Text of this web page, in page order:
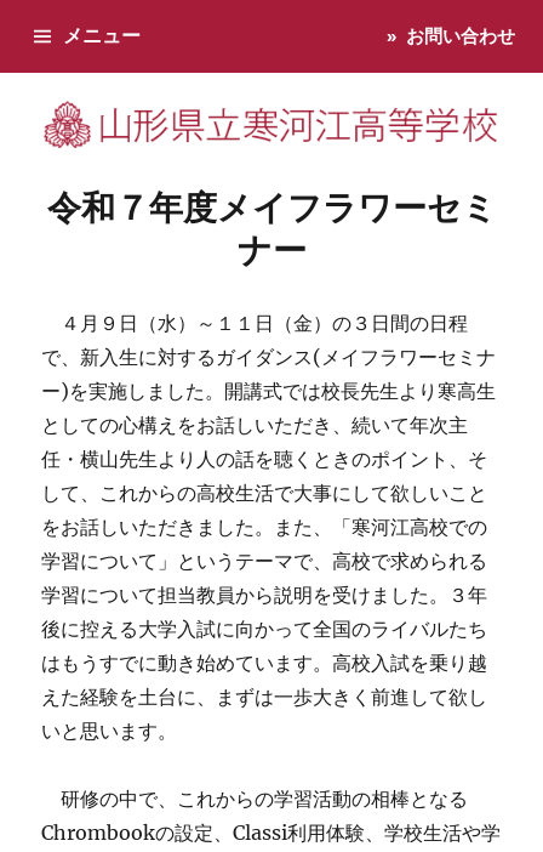
寒河江高校です。学校からのお知らせ、学校生活などお知らせし
メニュー お問い合わせ
令和７年度メイフラワーセミ
ナー
４月９日（水）～１１日（金）の３日間の日程
で、新入生に対するガイダンス(メイフラワーセミナ
ー)を実施しました。開講式では校長先生より寒高生
としての心構えをお話しいただき、続いて年次主
任・横山先生より人の話を聴くときのポイント、そ
して、これからの高校生活で大事にして欲しいこと
をお話しいただきました。また、「寒河江高校での
学習について」というテーマで、高校で求められる
学習について担当教員から説明を受けました。３年
後に控える大学入試に向かって全国のライバルたち
はもうすでに動き始めています。高校入試を乗り越
えた経験を土台に、まずは一歩大きく前進して欲し
いと思います。
研修の中で、これからの学習活動の相棒となる
Chrombookの設定、Classi利用体験、学校生活や学